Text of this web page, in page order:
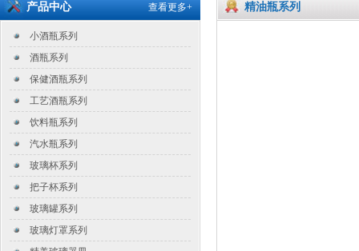
查看更多+
产品中心
小酒瓶系列
酒瓶系列
保健酒瓶系列
工艺酒瓶系列
饮料瓶系列
汽水瓶系列
玻璃杯系列
把子杯系列
玻璃罐系列
玻璃灯罩系列
精油瓶系列